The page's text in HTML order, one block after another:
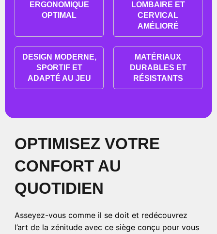
ERGONOMIQUE
OPTIMAL
LOMBAIRE ET
CERVICAL
AMÉLIORÉ
DESIGN MODERNE,
SPORTIF ET
ADAPTÉ AU JEU
MATÉRIAUX
DURABLES ET
RÉSISTANTS
OPTIMISEZ VOTRE
CONFORT AU
QUOTIDIEN
Asseyez-vous comme il se doit et redécouvrez
l’art de la zénitude avec ce siège conçu pour vous